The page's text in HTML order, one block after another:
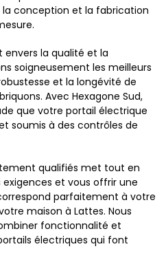
conception et la fabrication
la qualité et la
soigneusement les meilleurs
et la longévité de
Avec Hexagone Sud,
que votre portail électrique
soumis à des contrôles de
qualifiés met tout en
et vous offrir une
parfaitement à votre
maison à Lattes. Nous
fonctionnalité et
électriques qui font